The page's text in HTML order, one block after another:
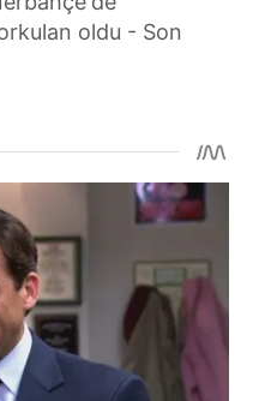
oldu - Son